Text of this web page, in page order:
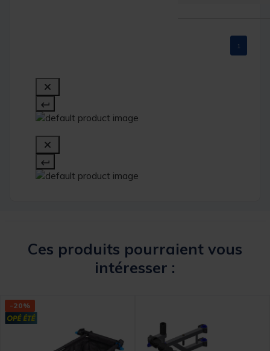
1
Ces produits pourraient vous
intéresser :
-20%